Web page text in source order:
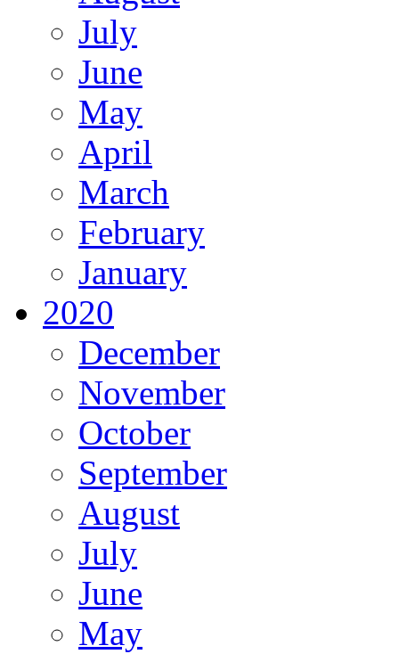
July
June
May
April
March
February
January
2020
December
November
October
September
August
July
June
May